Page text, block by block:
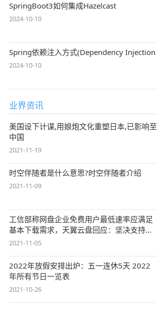
SpringBoot3如何集成Hazelcast
2024-10-10
Spring依赖注入方式(Dependency Injection
2024-10-10
业界资讯
美国设下计谋,用娘炮文化重塑日本,已影响至
中国
2021-11-19
时空伴随者是什么意思?时空伴随者介绍
2021-11-09
工信部称网盘企业免费用户最低速率应满足
基本下载需求，天翼云盘回应：坚决支持，
始终
2021-11-05
2022年放假安排出炉：五一连休5天 2022
年所有节日一览表
2021-10-26